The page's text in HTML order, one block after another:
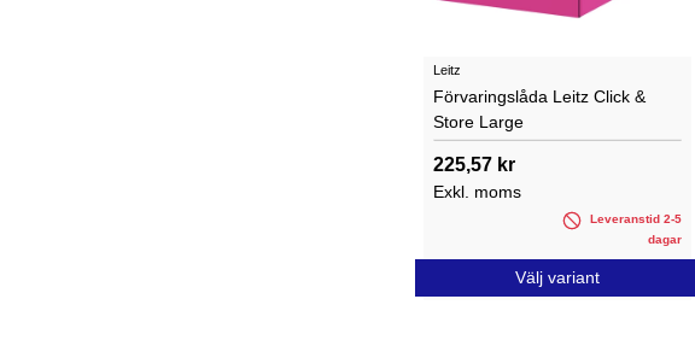
Leitz
Förvaringslåda Leitz Click &
Store Large
225,57 kr
Exkl. moms
Leveranstid 2-5
dagar
Välj variant